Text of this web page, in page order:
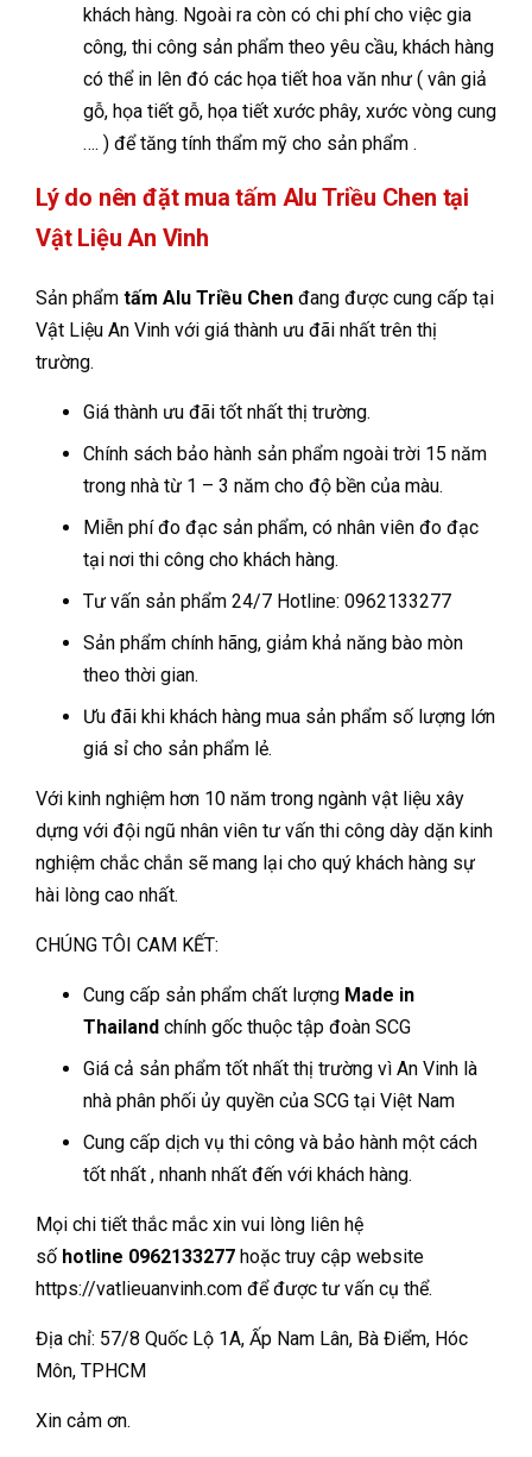
khách hàng. Ngoài ra còn có chi phí cho việc gia
công, thi công sản phẩm theo yêu cầu, khách hàng
có thể in lên đó các họa tiết hoa văn như ( vân giả
gỗ, họa tiết gỗ, họa tiết xước phây, xước vòng cung
…. ) để tăng tính thẩm mỹ cho sản phẩm .
Lý do nên đặt mua tấm Alu Triều Chen tại
Vật Liệu An Vinh
Sản phẩm tấm Alu Triều Chen đang được cung cấp tại
Vật Liệu An Vinh với giá thành ưu đãi nhất trên thị
trường.
Giá thành ưu đãi tốt nhất thị trường.
Chính sách bảo hành sản phẩm ngoài trời 15 năm
trong nhà từ 1 – 3 năm cho độ bền của màu.
Miễn phí đo đạc sản phẩm, có nhân viên đo đạc
tại nơi thi công cho khách hàng.
Tư vấn sản phẩm 24/7 Hotline: 0962133277
Sản phẩm chính hãng, giảm khả năng bào mòn
theo thời gian.
Ưu đãi khi khách hàng mua sản phẩm số lượng lớn
giá sỉ cho sản phẩm lẻ.
Với kinh nghiệm hơn 10 năm trong ngành vật liệu xây
dựng với đội ngũ nhân viên tư vấn thi công dày dặn kinh
nghiệm chắc chắn sẽ mang lại cho quý khách hàng sự
hài lòng cao nhất.
CHÚNG TÔI CAM KẾT:
Cung cấp sản phẩm chất lượng Made in
Thailand chính gốc thuộc tập đoàn SCG
Giá cả sản phẩm tốt nhất thị trường vì An Vinh là
nhà phân phối ủy quyền của SCG tại Việt Nam
Cung cấp dịch vụ thi công và bảo hành một cách
tốt nhất , nhanh nhất đến với khách hàng.
Mọi chi tiết thắc mắc xin vui lòng liên hệ
số hotline 0962133277 hoặc truy cập website
https://vatlieuanvinh.com để được tư vấn cụ thể.
Địa chỉ: 57/8 Quốc Lộ 1A, Ấp Nam Lân, Bà Điểm, Hóc
Môn, TPHCM
Xin cảm ơn.